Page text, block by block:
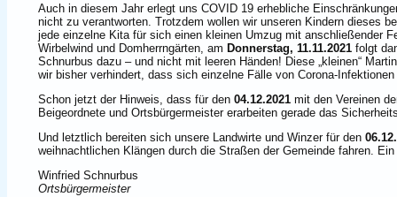
Auch in diesem Jahr erlegt uns COVID 19 erhebliche
nicht zu verantworten. Trotzdem wollen wir unseren Kindern dieses
jede einzelne Kita für sich einen kleinen Umzug mit anschließender
Wirbelwind und Domherrngärten, am Donnerstag, 11.11.2021 folgt
Schnurbus dazu – und nicht mit leeren Händen! Diese „kleinen“
wir bisher verhindert, dass sich einzelne Fälle von Corona-
Schon jetzt der Hinweis, dass für den 04.12.2021 mit den Vereinen
Beigeordnete und Ortsbürgermeister erarbeiten gerade das
Und letztlich bereiten sich unsere Landwirte und Winzer für den
weihnachtlichen Klängen durch die Straßen der Gemeinde fahren.
Winfried Schnurbus
Ortsbürgermeister